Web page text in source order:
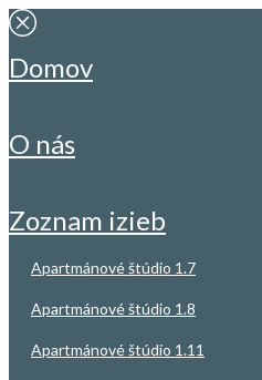
domov
o nás
zoznam izieb
apartmánové štúdio 1.7
apartmánové štúdio 1.8
apartmánové štúdio 1.11